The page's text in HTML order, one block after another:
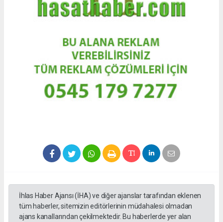
İhlas Haber Ajansı (İHA) ve diğer ajanslar tarafından eklenen
tüm haberler, sitemizin editörlerinin müdahalesi olmadan
ajans kanallarından çekilmektedir. Bu haberlerde yer alan